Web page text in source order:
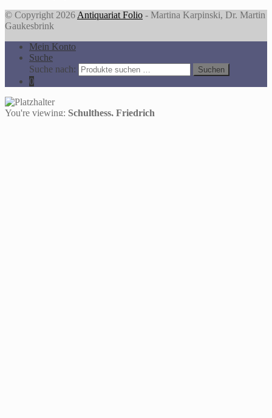
© Copyright 2026 Antiquariat Folio - Martina Karpinski, Dr. Martin
Gaukesbrink
Mein Konto
Suche
Suche nach:
Suchen
0
You're viewing: Schulthess, Friedrich